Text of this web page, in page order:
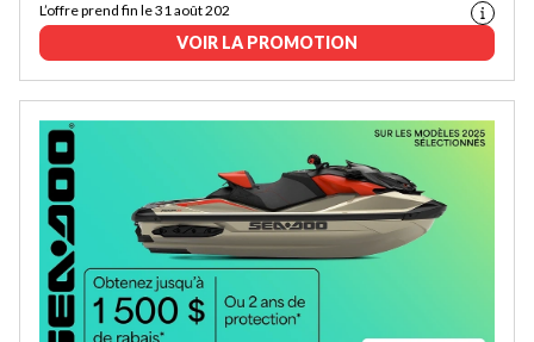
L’offre prend fin le 31 août 202
VOIR LA PROMOTION